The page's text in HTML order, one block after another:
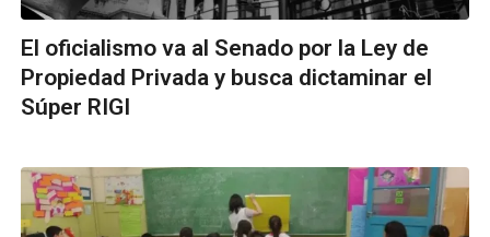
El oficialismo va al Senado por la Ley de
Propiedad Privada y busca dictaminar el
Súper RIGI